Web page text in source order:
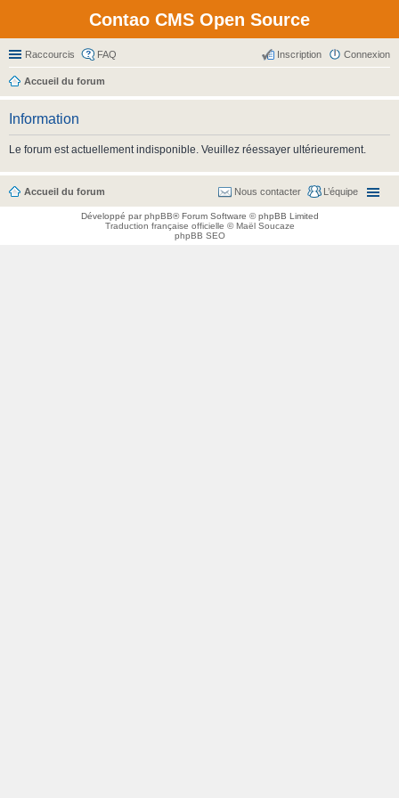
Contao CMS Open Source
Raccourcis FAQ Connexion
Inscription
Accueil du forum
Information
Le forum est actuellement indisponible. Veuillez réessayer ultérieurement.
Accueil du forum L’équipe
Nous contacter
Développé parphpBB® Forum Software © phpBB Limited
Traduction française officielle ©Maël Soucaze
phpBB SEO